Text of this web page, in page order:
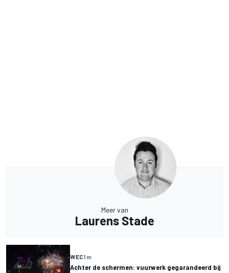
Meer van
Laurens Stade
WEC1 m
Achter de schermen: vuurwerk gegarandeerd bij